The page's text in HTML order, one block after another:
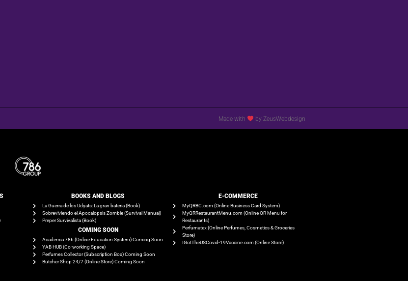
Made with by ZeusWebdesign
BOOKS AND BLOGS​
La Guerra de los Udyats: La gran bateria (Book)
Sobreviviendo el Apocalopsis Zombie (Survival Manual)
Preper Survivalista (Book)
COMING SOON
Academia 786 (Online Education System) Coming Soon
YAB HUB (Co-working Space)
Perfumes Collector (Subscription Box) Coming Soon
Butcher Shop 24/7 (Online Store) Coming Soon
E-COMMERCE
MyQRBC.com (Online Business Card System)
MyQRRestaurantMenu.com (Online QR Menu for
Restaurants)
Perfumatex (Online Perfumes, Cosmetics & Groceries
Store)
IGotTheUSCovid-19Vaccine.com (Online Store)